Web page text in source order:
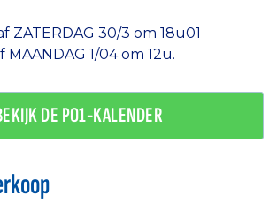
ZATERDAG 30/3 om 18u01
MAANDAG 1/04 om 12u.
DE PO1-KALENDER